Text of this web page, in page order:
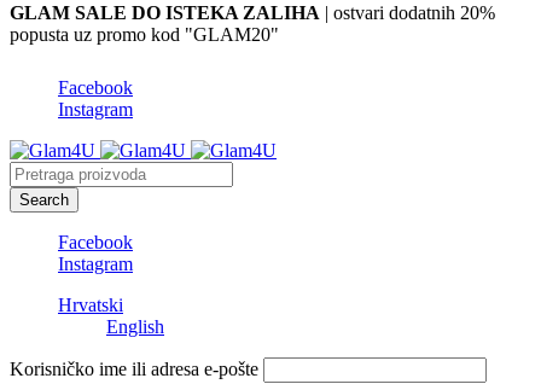
GLAM SALE DO ISTEKA ZALIHA | ostvari dodatnih 20%
popusta uz promo kod "GLAM20"
Facebook
Instagram
Facebook
Instagram
Hrvatski
English
Korisničko ime ili adresa e-pošte